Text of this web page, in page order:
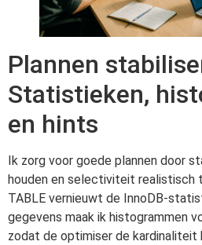
Plannen
Statistieken,
en hints
Ik zorg voor goede plannen door
houden en selectiviteit realistisch
TABLE vernieuwt de InnoDB-
gegevens maak ik histogrammen
zodat de optimiser de